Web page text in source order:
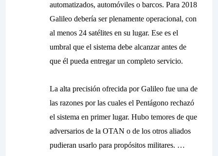
automatizados, automóviles o barcos. Para 2018
Galileo debería ser plenamente operacional, con
al menos 24 satélites en su lugar. Ese es el
umbral que el sistema debe alcanzar antes de
que él pueda entregar un completo servicio.
La alta precisión ofrecida por Galileo fue una de
las razones por las cuales el Pentágono rechazó
el sistema en primer lugar. Hubo temores de que
adversarios de la OTAN o de los otros aliados
pudieran usarlo para propósitos militares. …